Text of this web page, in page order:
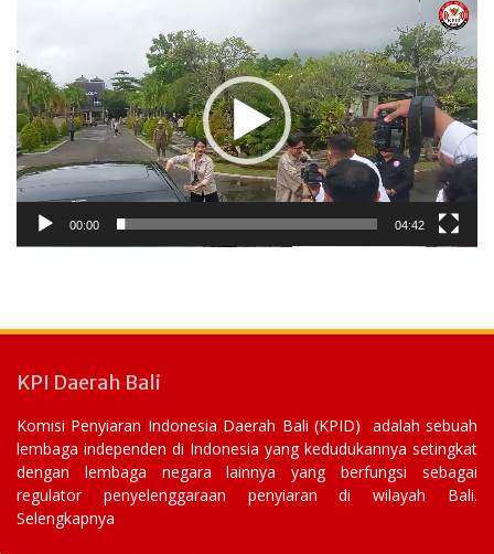
00:00 04:42
KPI Daerah Bali
Komisi Penyiaran Indonesia Daerah Bali (KPID) adalah sebuah
lembaga independen di Indonesia yang kedudukannya setingkat
dengan lembaga negara lainnya yang berfungsi sebagai
regulator penyelenggaraan penyiaran di wilayah Bali.
Selengkapnya